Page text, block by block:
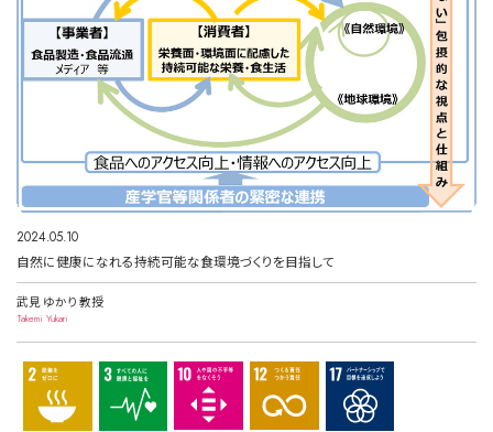
2024.05.10
自然に健康になれる持続可能な食環境づくりを目指して
武見 ゆかり 教授
Takemi Yukari